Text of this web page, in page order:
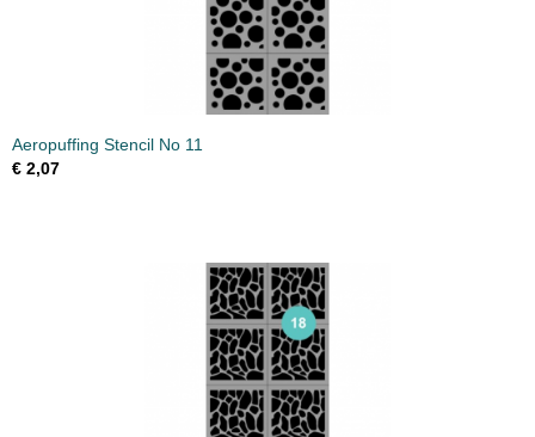
Aeropuffing Stencil No 11
€ 2,07